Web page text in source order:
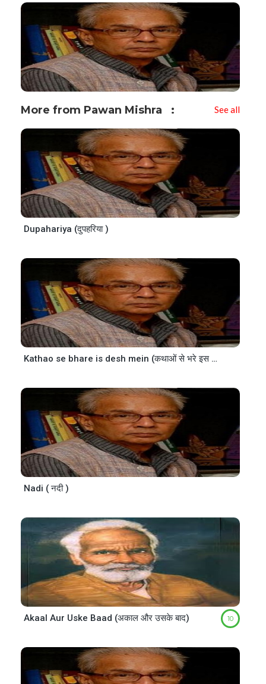
More from Pawan Mishra See all
Dupahariya (दुपहरिया )
Kathao se bhare is desh mein (कथाओं से भरे इस देश में)
Nadi ( नदी )
Akaal Aur Uske Baad (अकाल और उसके बाद) 10